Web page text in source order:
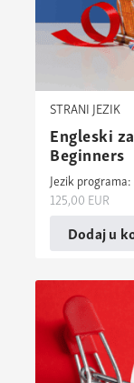
STRANI JEZIK
Engleski
Beginners
Jezik
125,00 EUR
Dodaj u